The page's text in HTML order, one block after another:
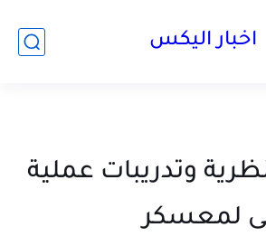
اخبار اليكس
وتدريبات عملية